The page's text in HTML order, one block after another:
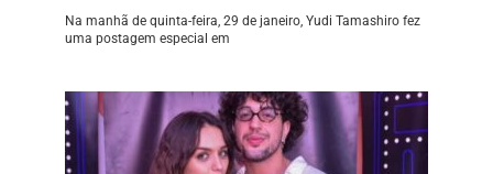
Na manhã de quinta-feira, 29 de janeiro, Yudi Tamashiro fez
uma postagem especial em